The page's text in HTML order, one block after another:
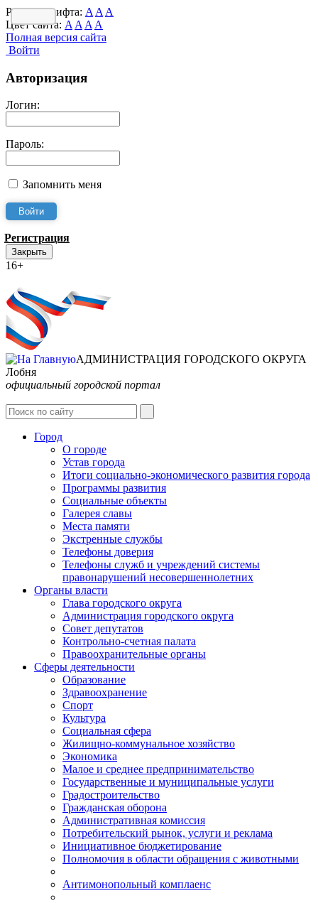
Размер шрифта: A A A
Цвет сайта: A A A A
Полная версия сайта
Войти
Авторизация
Логин:
Пароль:
Запомнить меня
Регистрация
Закрыть
16+
АДМИНИСТРАЦИЯ ГОРОДСКОГО ОКРУГА
Лобня
официальный городской портал
Город
О городе
Устав города
Итоги социально-экономического развития города
Программы развития
Социальные объекты
Галерея славы
Места памяти
Экстренные службы
Телефоны доверия
Телефоны служб и учреждений системы
правонарушений несовершеннолетних
Органы власти
Глава городского округа
Администрация городcкого округа
Совет депутатов
Контрольно-счетная палата
Правоохранительные органы
Сферы деятельности
Образование
Здравоохранение
Спорт
Культура
Социальная сфера
Жилищно-коммунальное хозяйство
Экономика
Малое и среднее предпринимательство
Государственные и муниципальные услуги
Градостроительство
Гражданская оборона
Административная комиссия
Потребительский рынок, услуги и реклама
Инициативное бюджетирование
Полномочия в области обращения с животными
Антимонопольный комплаенс